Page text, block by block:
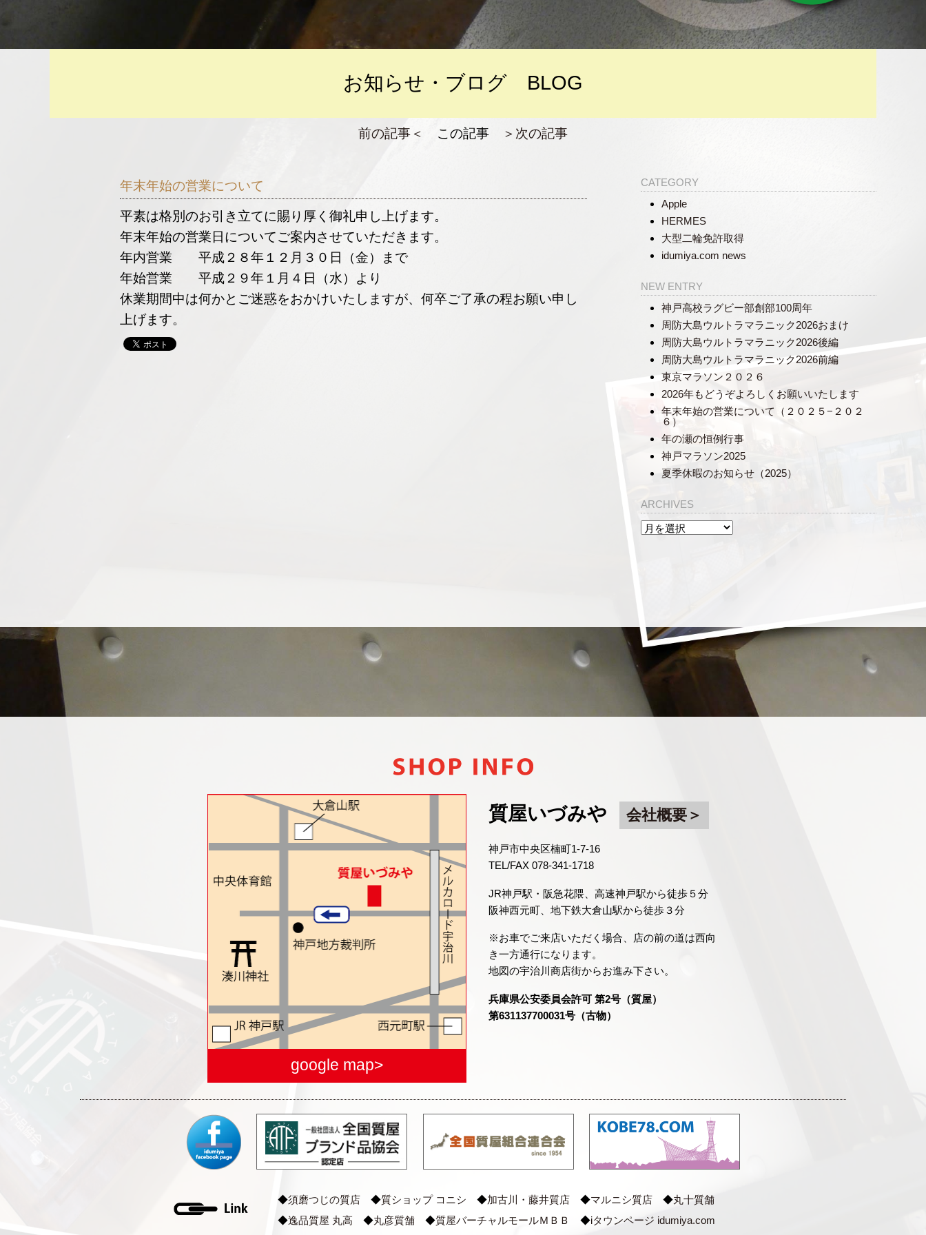
お知らせ・ブログ BLOG
前の記事＜ この記事 ＞次の記事
年末年始の営業について
平素は格別のお引き立てに賜り厚く御礼申し上げます。
年末年始の営業日についてご案内させていただきます。
年内営業 平成２８年１２月３０日（金）まで
年始営業 平成２９年１月４日（水）より
休業期間中は何かとご迷惑をおかけいたしますが、何卒ご了承の程お願い申し
上げます。
CATEGORY
Apple
HERMES
大型二輪免許取得
idumiya.com news
NEW ENTRY
神戸高校ラグビー部創部100周年
周防大島ウルトラマラニック2026おまけ
周防大島ウルトラマラニック2026後編
周防大島ウルトラマラニック2026前編
東京マラソン２０２６
2026年もどうぞよろしくお願いいたします
年末年始の営業について（２０２５−２０２
６）
年の瀬の恒例行事
神戸マラソン2025
夏季休暇のお知らせ（2025）
ARCHIVES
google map>
質屋いづみや 会社概要＞
神戸市中央区楠町1-7-16
TEL/FAX 078-341-1718
JR神戸駅・阪急花隈、高速神戸駅から徒歩５分
阪神西元町、地下鉄大倉山駅から徒歩３分
※お車でご来店いただく場合、店の前の道は西向
き一方通行になります。
地図の宇治川商店街からお進み下さい。
兵庫県公安委員会許可 第2号（質屋）
第631137700031号（古物）
◆須磨つじの質店 ◆質ショップ コニシ ◆加古川・藤井質店 ◆マルニシ質店 ◆丸十質舗
◆逸品質屋 丸高 ◆丸彦質舗 ◆質屋バーチャルモールＭＢＢ ◆iタウンページ idumiya.com